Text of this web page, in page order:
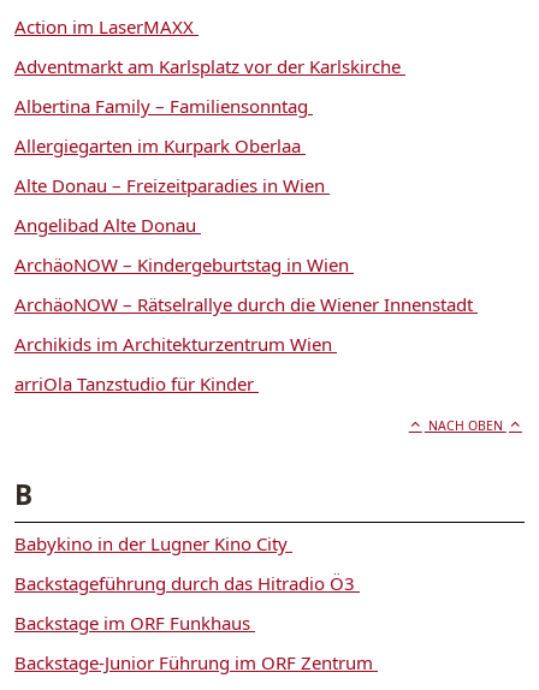
Action im LaserMAXX
Adventmarkt am Karlsplatz vor der Karlskirche
Albertina Family – Familiensonntag
Allergiegarten im Kurpark Oberlaa
Alte Donau – Freizeitparadies in Wien
Angelibad Alte Donau
ArchäoNOW – Kindergeburtstag in Wien
ArchäoNOW – Rätselrallye durch die Wiener Innenstadt
Archikids im Architekturzentrum Wien
arriOla Tanzstudio für Kinder
NACH OBEN
B
Babykino in der Lugner Kino City
Backstageführung durch das Hitradio Ö3
Backstage im ORF Funkhaus
Backstage-Junior Führung im ORF Zentrum